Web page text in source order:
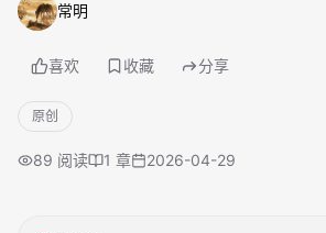
常明
喜欢 收藏 分享
原创
89 阅读 1 章 2026-04-29